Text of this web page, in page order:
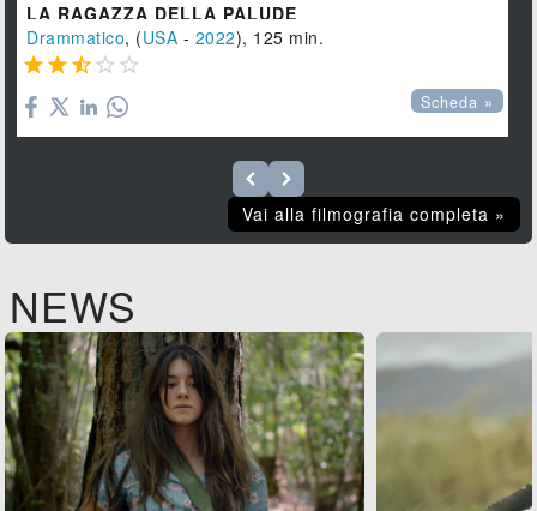
LA RAGAZZA DELLA PALUDE
Drammatico, (USA - 2022), 125 min.
    
Scheda »
Vai alla filmografia completa »
NEWS